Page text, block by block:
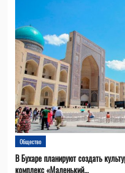
Общество
В Бухаре планируют создать
комплекс «Маленький...